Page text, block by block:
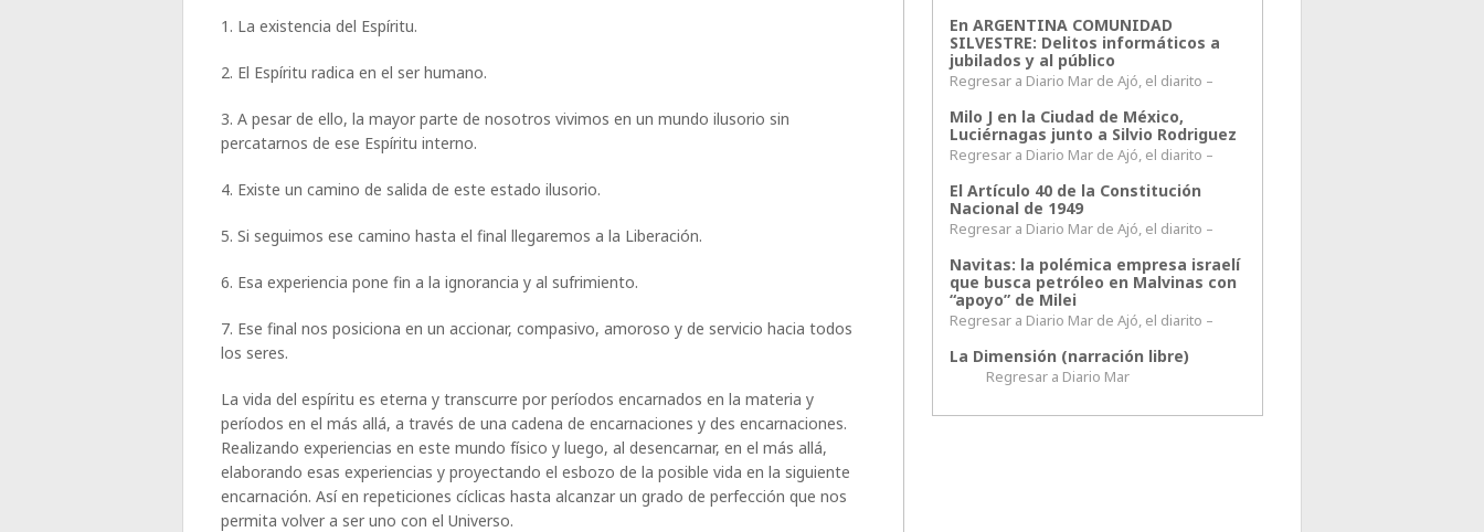
1. La existencia del Espíritu.
2. El Espíritu radica en el ser humano.
3. A pesar de ello, la mayor parte de nosotros vivimos en un mundo ilusorio sin
percatarnos de ese Espíritu interno.
4. Existe un camino de salida de este estado ilusorio.
5. Si seguimos ese camino hasta el final llegaremos a la Liberación.
6. Esa experiencia pone fin a la ignorancia y al sufrimiento.
7. Ese final nos posiciona en un accionar, compasivo, amoroso y de servicio hacia todos
los seres.
La vida del espíritu es eterna y transcurre por períodos encarnados en la materia y
períodos en el más allá, a través de una cadena de encarnaciones y des encarnaciones.
Realizando experiencias en este mundo físico y luego, al desencarnar, en el más allá,
elaborando esas experiencias y proyectando el esbozo de la posible vida en la siguiente
encarnación. Así en repeticiones cíclicas hasta alcanzar un grado de perfección que nos
permita volver a ser uno con el Universo.
En ARGENTINA COMUNIDAD
SILVESTRE: Delitos informáticos a
jubilados y al público
Regresar a Diario Mar de Ajó, el diarito –
Milo J en la Ciudad de México,
Luciérnagas junto a Silvio Rodriguez
Regresar a Diario Mar de Ajó, el diarito –
El Artículo 40 de la Constitución
Nacional de 1949
Regresar a Diario Mar de Ajó, el diarito –
Navitas: la polémica empresa israelí
que busca petróleo en Malvinas con
“apoyo” de Milei
Regresar a Diario Mar de Ajó, el diarito –
La Dimensión (narración libre)
Regresar a Diario Mar